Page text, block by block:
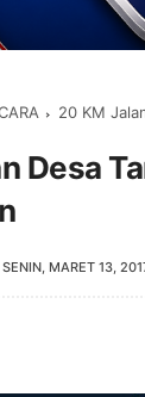
20 KM
Desa
SENIN, MARET 13,